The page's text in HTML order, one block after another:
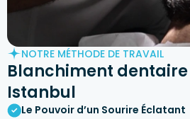
NOTRE MÉTHODE DE TRAVAIL
Blanchiment dentaire
Istanbul
Le Pouvoir d’un Sourire Éclatant